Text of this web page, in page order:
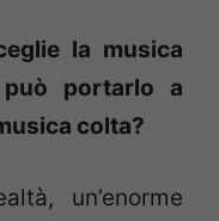
la musica
può portarlo a
colta?
un’enorme